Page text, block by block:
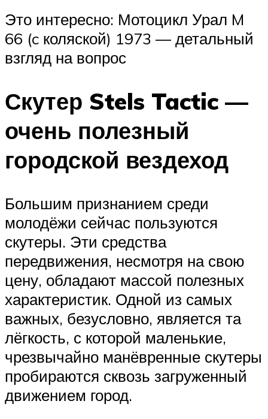
Это интересно: Мотоцикл Урал M
66 (c коляской) 1973 — детальный
взгляд на вопрос
Скутер Stels Tactic —
очень полезный
городской вездеход
Большим признанием среди
молодёжи сейчас пользуются
скутеры. Эти средства
передвижения, несмотря на свою
цену, обладают массой полезных
характеристик. Одной из самых
важных, безусловно, является та
лёгкость, с которой маленькие,
чрезвычайно манёвренные скутеры
пробираются сквозь загруженный
движением город.